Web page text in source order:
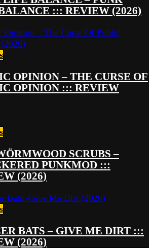
::: REVIEW (2026)
OPINION – THE CURSE OF
OPINION ::: REVIEW
SCRUBS –
PUNKMOD :::
(2026)
BATS – GIVE ME DIRT :::
(2026)